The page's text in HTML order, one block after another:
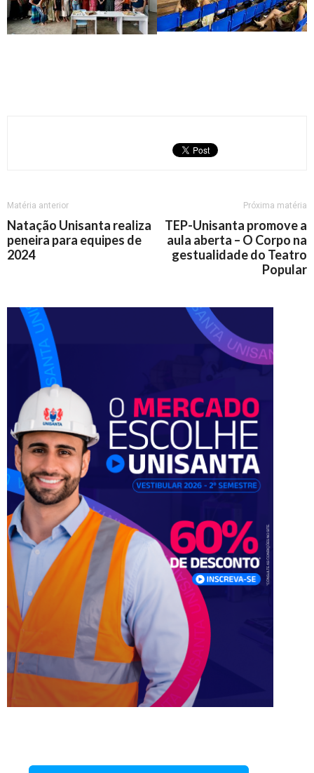
Matéria anterior
Natação Unisanta realiza
peneira para equipes de
2024
Próxima matéria
TEP-Unisanta promove a
aula aberta – O Corpo na
gestualidade do Teatro
Popular